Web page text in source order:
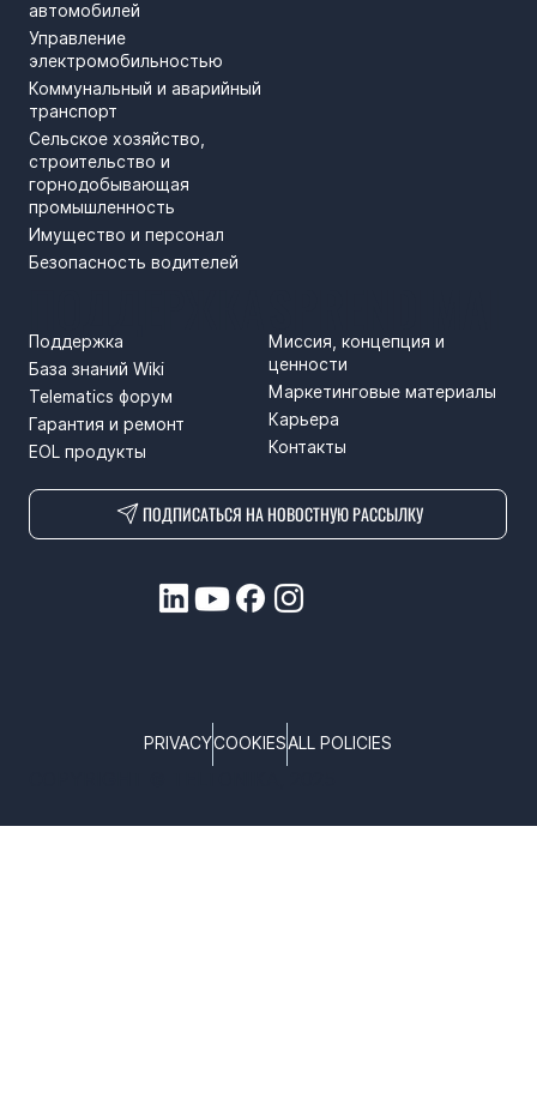
автомобилей
Управление
электромобильностью
Коммунальный и аварийный
транспорт
Сельское хозяйство,
строительство и
горнодобывающая
промышленность
Имущество и персонал
Безопасность водителей
Миссия, концепция и
ценности
Маркетинговые материалы
Карьера
Контакты
Поддержка
База знаний Wiki
Telematics форум
Гарантия и ремонт
EOL продукты
ПОДПИСАТЬСЯ НА НОВОСТНУЮ РАССЫЛКУ
PRIVACYCOOKIESALL POLICIES